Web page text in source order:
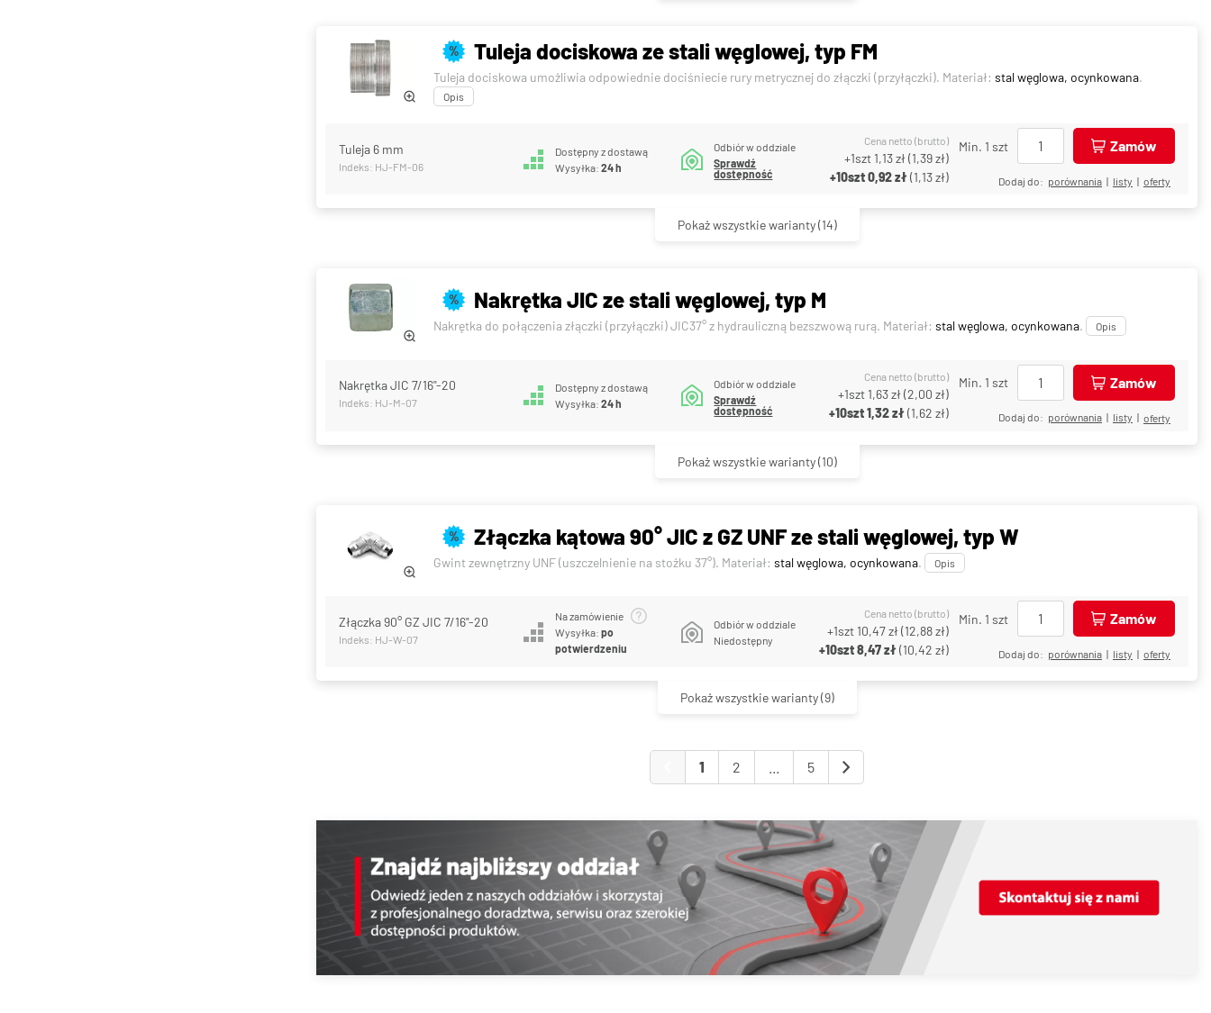
% Tuleja dociskowa ze stali węglowej, typ FM
Tuleja dociskowa umożliwia odpowiednie dociśniecie rury metrycznej do złączki (przyłączki). Materiał: stal węglowa, ocynkowana.
Opis
Tuleja 6 mm
Indeks: HJ-FM-06
Dostępny z dostawą
Wysyłka:24 h
Odbiór w oddziale
Sprawdź
dostępność
Cena netto (brutto)
+1szt 1,13 zł(1,39 zł)
+10szt0,92 zł(1,13 zł)
Min. 1 szt Zamów
Dodaj do: porównania | listy | oferty
Pokaż wszystkie warianty(14)
% Nakrętka JIC ze stali węglowej, typ M
Nakrętka do połączenia złączki (przyłączki) JIC37° z hydrauliczną bezszwową rurą. Materiał: stal węglowa, ocynkowana. Opis
Nakrętka JIC 7/16"-20
Indeks: HJ-M-07
Dostępny z dostawą
Wysyłka:24 h
Odbiór w oddziale
Sprawdź
dostępność
Cena netto (brutto)
+1szt 1,63 zł(2,00 zł)
+10szt1,32 zł(1,62 zł)
Min. 1 szt Zamów
Dodaj do: porównania | listy | oferty
Pokaż wszystkie warianty(10)
% Złączka kątowa 90° JIC z GZ UNF ze stali węglowej, typ W
Gwint zewnętrzny UNF (uszczelnienie na stożku 37°). Materiał: stal węglowa, ocynkowana. Opis
Złączka 90° GZ JIC 7/16"-20
Indeks: HJ-W-07
Na zamówienie
Wysyłka:po
potwierdzeniu
Odbiór w oddziale
Niedostępny
Cena netto (brutto)
+1szt 10,47 zł(12,88 zł)
+10szt8,47 zł(10,42 zł)
Min. 1 szt Zamów
Dodaj do: porównania | listy | oferty
Pokaż wszystkie warianty(9)
1 2 5